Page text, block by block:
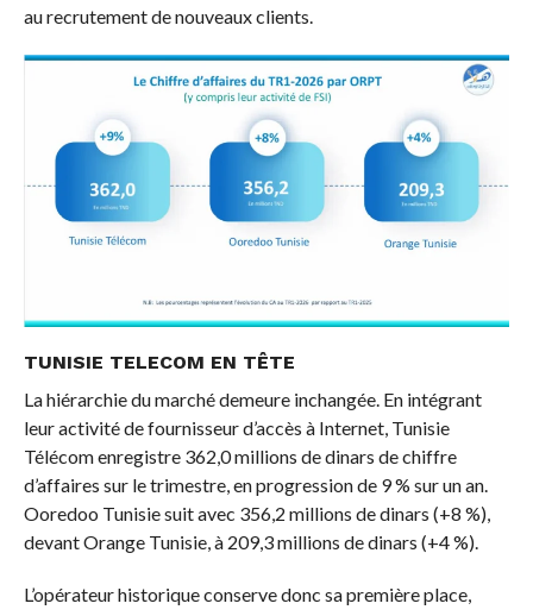
au recrutement de nouveaux clients.
TUNISIE TELECOM EN TÊTE
La hiérarchie du marché demeure inchangée. En intégrant
leur activité de fournisseur d’accès à Internet, Tunisie
Télécom enregistre 362,0 millions de dinars de chiffre
d’affaires sur le trimestre, en progression de 9 % sur un an.
Ooredoo Tunisie suit avec 356,2 millions de dinars (+8 %),
devant Orange Tunisie, à 209,3 millions de dinars (+4 %).
L’opérateur historique conserve donc sa première place,